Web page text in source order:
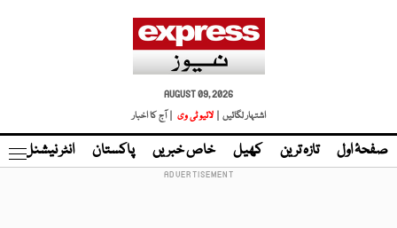
AUGUST 09, 2026
اشتہار لگائیں |
لائیو ٹی وی | آج کا اخبار
صفحۂ اول تازہ ترین کھیل خاص خبریں پاکستان انٹر نیشنل